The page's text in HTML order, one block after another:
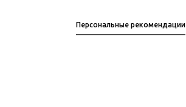
Персональные рекомендации